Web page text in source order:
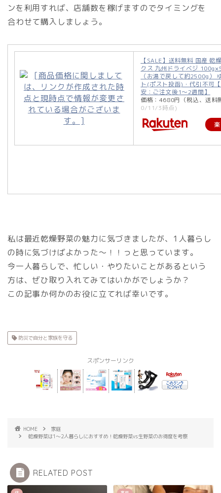
ンを利用すれば、店舗数を稼げますのでタイミングを
合わせて購入しましょう。
【SALE】送料無料 国産 乾
クス 九州ドライベジ
（お湯で戻して約2500g）
ト(ポスト投函)・代引不可
安：ご注文後1〜2週間】
価格：4680円（税込、送料
0/11/3時点)
私は最近乾燥野菜の魅力に気づきましたが、1人暮らし
の時に気づけばよかった～！！っと思っています。
今一人暮らしで、忙しい・やりたいことがあるという
方は、ぜひ取り入れてみてはいかがでしょうか？
この記事か何かのお役に立てれば幸いです。
防災で自分と家族を守る
スポンサーリンク
HOME
家庭
乾燥野菜は1～2人暮らしにおすすめ！乾燥野菜vs生野菜のお得度を考察
RELATED POST